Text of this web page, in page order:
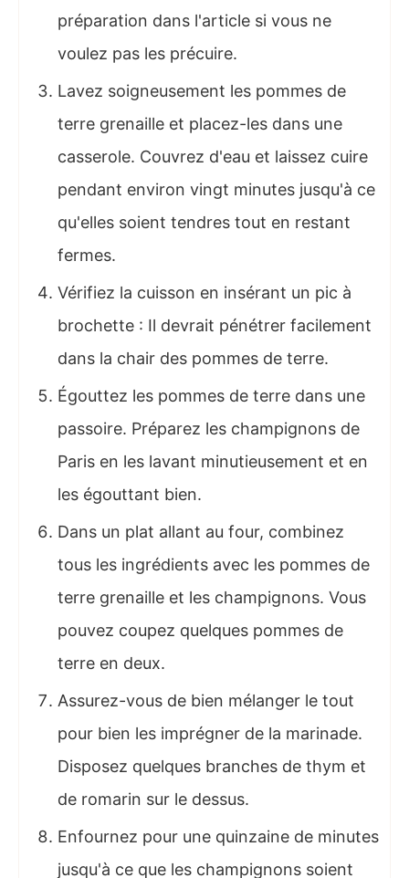
préparation dans l'article si vous ne
voulez pas les précuire.
Lavez soigneusement les pommes de
terre grenaille et placez-les dans une
casserole. Couvrez d'eau et laissez cuire
pendant environ vingt minutes jusqu'à ce
qu'elles soient tendres tout en restant
fermes.
Vérifiez la cuisson en insérant un pic à
brochette : Il devrait pénétrer facilement
dans la chair des pommes de terre.
Égouttez les pommes de terre dans une
passoire. Préparez les champignons de
Paris en les lavant minutieusement et en
les égouttant bien.
Dans un plat allant au four, combinez
tous les ingrédients avec les pommes de
terre grenaille et les champignons. Vous
pouvez coupez quelques pommes de
terre en deux.
Assurez-vous de bien mélanger le tout
pour bien les imprégner de la marinade.
Disposez quelques branches de thym et
de romarin sur le dessus.
Enfournez pour une quinzaine de minutes
jusqu'à ce que les champignons soient